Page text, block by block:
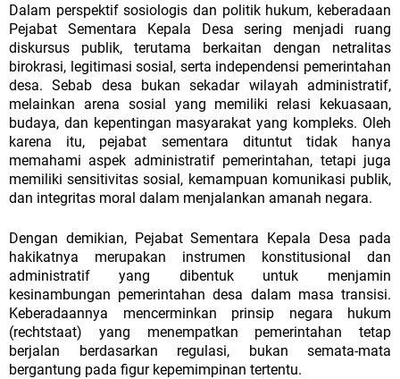
Dalam perspektif sosiologis dan politik hukum, keberadaan
Pejabat Sementara Kepala Desa sering menjadi ruang
diskursus publik, terutama berkaitan dengan
netralitas
birokrasi, legitimasi sosial, serta independensi pemerintahan
desa. Sebab desa bukan sekadar wilayah
administratif,
melainkan
arena sosial yang memiliki relasi
kekuasaan,
budaya, dan kepentingan masyarakat yang kompleks. Oleh
karena
itu, pejabat sementara dituntut tidak
hanya
memahami aspek administratif pemerintahan, tetapi juga
memiliki sensitivitas sosial, kemampuan komunikasi publik,
dan integritas moral dalam menjalankan amanah negara.
Dengan demikian, Pejabat Sementara Kepala Desa pada
hakikatnya
merupakan instrumen konstitusional
dan
administratif
yang dibentuk
untuk menjamin
kesinambungan pemerintahan desa dalam masa transisi.
Keberadaannya mencerminkan prinsip negara hukum
(rechtstaat) yang menempatkan pemerintahan tetap
berjalan berdasarkan regulasi, bukan semata-mata
bergantung pada figur kepemimpinan tertentu.